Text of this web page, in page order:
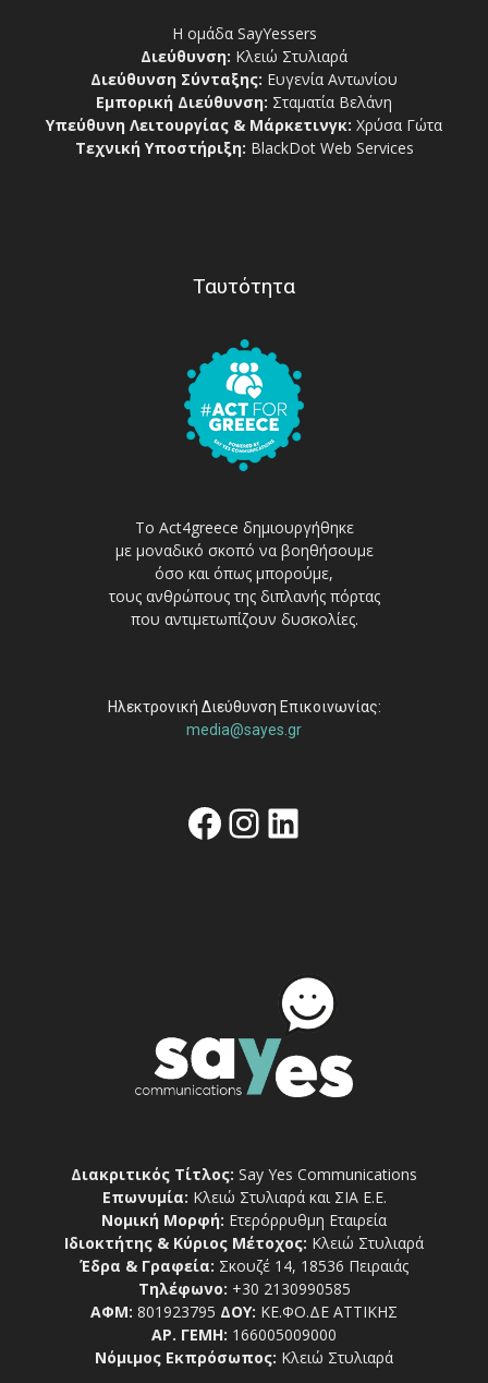
Η ομάδα SayYessers
Διεύθυνση: Κλειώ Στυλιαρά
Διεύθυνση Σύνταξης: Ευγενία Αντωνίου
Εμπορική Διεύθυνση: Σταματία Βελάνη
Υπεύθυνη Λειτουργίας & Μάρκετινγκ: Χρύσα Γώτα
Τεχνική Υποστήριξη: BlackDot Web Services
Ταυτότητα
Το Act4greece δημιουργήθηκε
με μοναδικό σκοπό να βοηθήσουμε
όσο και όπως μπορούμε,
τους ανθρώπους της διπλανής πόρτας
που αντιμετωπίζουν δυσκολίες.
Ηλεκτρονική Διεύθυνση Επικοινωνίας:
media@sayes.gr
Facebook
Instagram
Linkedin
Διακριτικός Τίτλος: Say Yes Communications
Επωνυμία: Κλειώ Στυλιαρά και ΣΙΑ Ε.Ε.
Νομική Μορφή: Ετερόρρυθμη Εταιρεία
Ιδιοκτήτης & Κύριος Μέτοχος: Κλειώ Στυλιαρά
Έδρα & Γραφεία: Σκουζέ 14, 18536 Πειραιάς
Τηλέφωνο: +30 2130990585
ΑΦΜ: 801923795 ΔΟΥ: ΚΕ.ΦΟ.ΔΕ ΑΤΤΙΚΗΣ
ΑΡ. ΓΕΜΗ: 166005009000
Νόμιμος Εκπρόσωπος: Κλειώ Στυλιαρά